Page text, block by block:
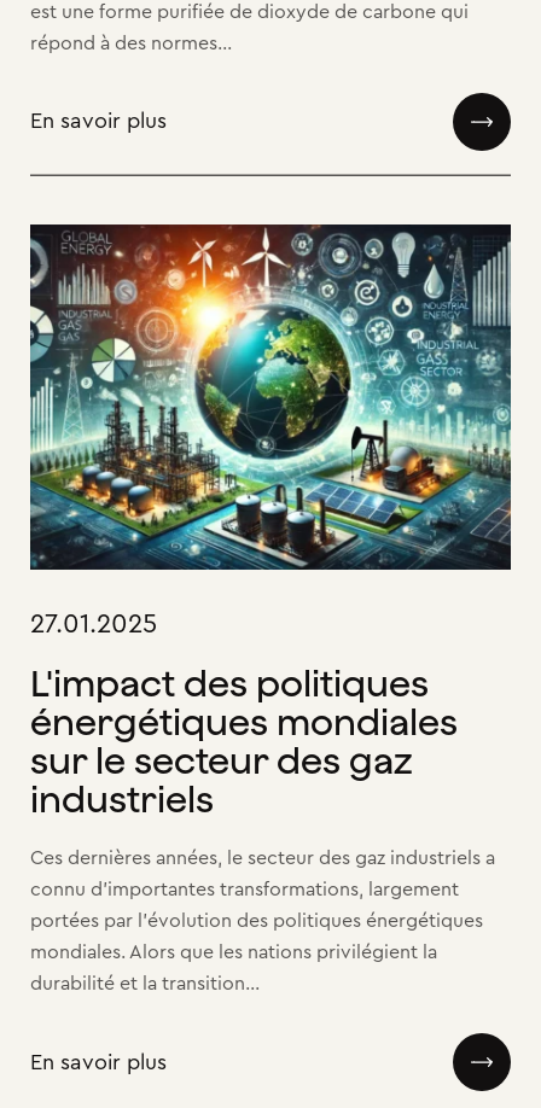
est une forme purifiée de dioxyde de carbone qui
répond à des normes...
En savoir plus
27.01.2025
L'impact des politiques
énergétiques mondiales
sur le secteur des gaz
industriels
Ces dernières années, le secteur des gaz industriels a
connu d’importantes transformations, largement
portées par l’évolution des politiques énergétiques
mondiales. Alors que les nations privilégient la
durabilité et la transition...
En savoir plus